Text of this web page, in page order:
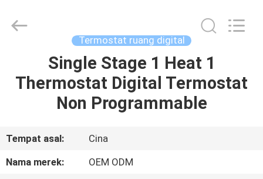
RUMAH
PRODUK
PERTUNJUKAN
VR
Limited.
Termostat ruang digital
Single Stage 1 Heat 1
Thermostat Digital Termostat
Non Programmable
Tempat asal:
Cina
Nama merek:
OEM ODM